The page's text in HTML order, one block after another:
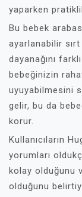
yaparken
Bu bebek
ayarlanabilir sırt
dayanağını
bebeğinizin
uyuyabilmesini
gelir, bu da
korur.
Kullanıcıların
yorumları
kolay olduğunu
olduğunu